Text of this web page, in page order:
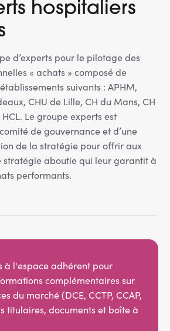
hospitaliers
d’experts pour le pilotage des
« achats » composé de
suivants : APHM,
CHU de Lille, CH du Mans, CH
Le groupe experts est
de gouvernance et d’une
de la stratégie pour offrir aux
stratégie aboutie qui leur garantit à
performants.
à l'espace adhérent pour
complémentaires sur
du marché (DCE, CCTP, CCAP,
titulaires, documents et boîte à